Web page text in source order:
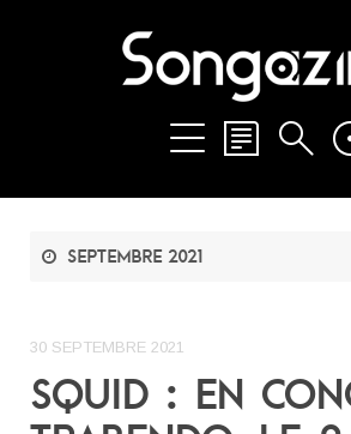
septembre 2021
30 SEPTEMBRE 2021
SQUID : EN